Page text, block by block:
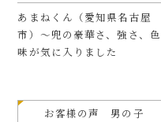
あまねくん（愛知県名古屋
市）〜兜の豪華さ、強さ、色
味が気に入りました
お客様の声 男の子